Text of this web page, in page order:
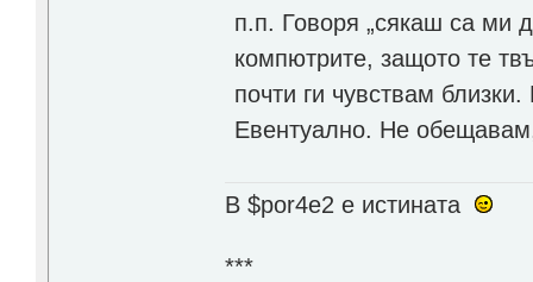
п.п. Говоря „сякаш са ми
компютрите, защото те
почти ги чувствам
Евентуално. Не
В $por4e2 e истината
***